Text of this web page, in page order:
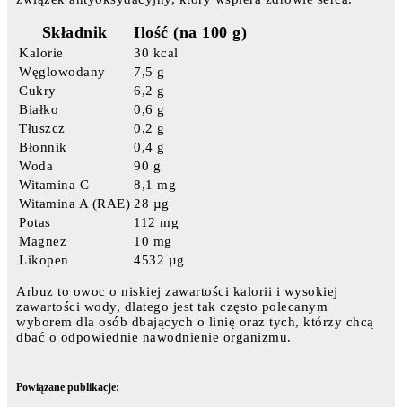
Składnik Ilość (na 100 g)
Kalorie
30 kcal
Węglowodany
7,5 g
Cukry
6,2 g
Białko
0,6 g
Tłuszcz
0,2 g
Błonnik
0,4 g
Woda
90 g
Witamina C
8,1 mg
Witamina A (RAE) 28 µg
Potas
112 mg
Magnez
10 mg
Likopen
4532 µg
Arbuz to owoc o niskiej zawartości kalorii i wysokiej
zawartości wody, dlatego jest tak często polecanym
wyborem dla osób dbających o linię oraz tych, którzy chcą
dbać o odpowiednie nawodnienie organizmu.
Powiązane publikacje: